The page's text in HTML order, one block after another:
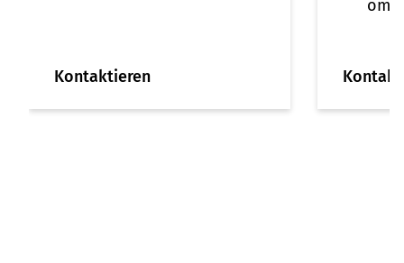
Kontaktieren
om